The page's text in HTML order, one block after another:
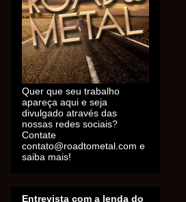
Quer que seu trabalho
apareça aqui e seja
divulgado através das
nossas redes sociais?
Contate
contato@roadtometal.com e
saiba mais!
Entrevista com a lenda do